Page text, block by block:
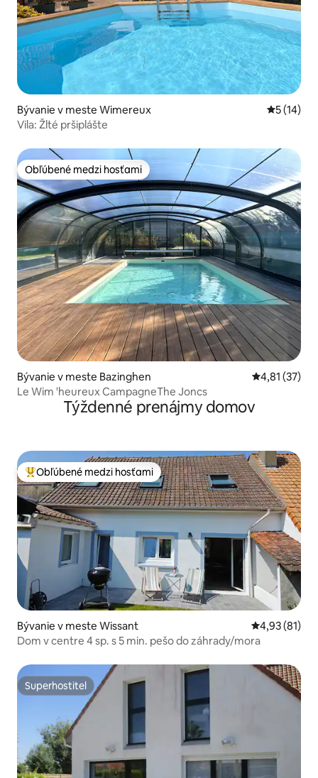
Bývanie v meste Wimereux
5 (14)
Vila: Žlté pršiplášte
Obľúbené medzi hosťami
Obľúbené medzi hosťami
Bývanie v meste Bazinghen Priemerné
4,81 (37)
Le Wim 'heureux CampagneThe Joncs
Týždenné prenájmy domov
Najobľúbenejšie medzi hosťami
Obľúbené medzi hosťami
Bývanie v meste Wissant Priemerné
4,93 (81)
Dom v centre 4 sp. s 5 min. pešo do záhrady/mora
Superhostiteľ
Superhostiteľ